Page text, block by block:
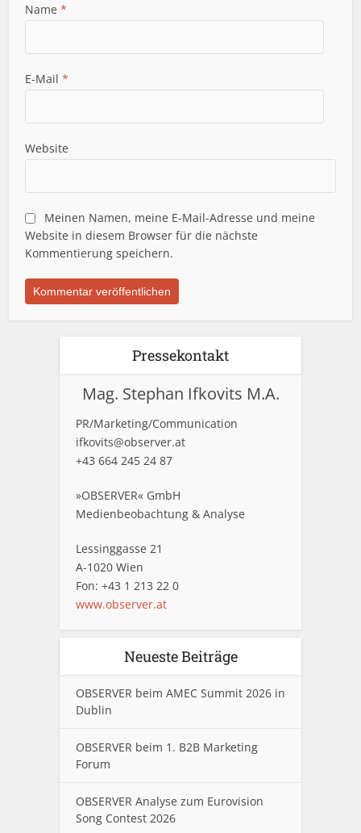
Name*
E-Mail*
Website
Meinen Namen, meine E-Mail-Adresse und meine
Website in diesem Browser für die nächste
Kommentierung speichern.
Pressekontakt
Mag. Stephan Ifkovits M.A.
PR/Marketing/Communication
ifkovits@observer.at
+43 664 245 24 87
»OBSERVER« GmbH
Medienbeobachtung & Analyse
Lessinggasse 21
A-1020 Wien
Fon: +43 1 213 22 0
www.observer.at
Neueste Beiträge
OBSERVER beim AMEC Summit 2026 in
Dublin
OBSERVER beim 1. B2B Marketing
Forum
OBSERVER Analyse zum Eurovision
Song Contest 2026